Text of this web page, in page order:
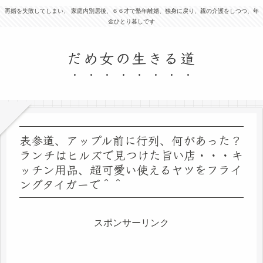
再婚を失敗してしまい、 家庭内別居後、６６才で塾年離婚、独身に戻り、親の介護をしつつ、年
金ひとり暮しです
だめ女の生きる道
表参道、アップル前に行列、何があった？
ランチはヒルズで見つけた旨い店・・・キ
ッチン用品、超可愛い使えるヤツをフライ
ングタイガーで＾＾
スポンサーリンク